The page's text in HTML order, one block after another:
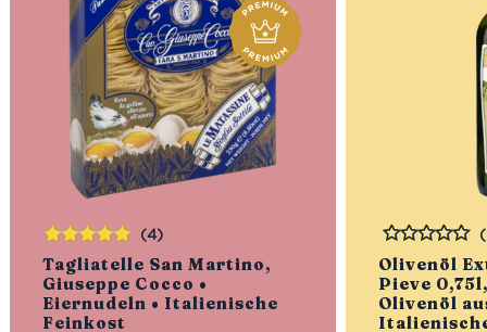
Tagliatelle San Martino,
Giuseppe Cocco •
Eiernudeln • Italienische
Feinkost
(4)
Bewertet
mit5.00von
5
Olivenöl
Pieve
Olivenöl
Bewertet